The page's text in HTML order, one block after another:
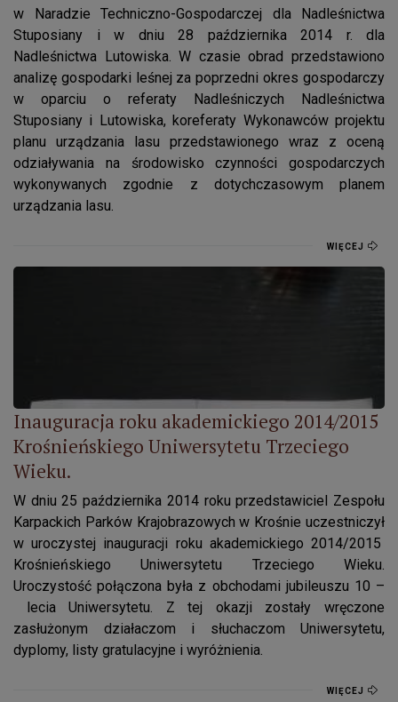
w Naradzie Techniczno-Gospodarczej dla Nadleśnictwa
Stuposiany i w dniu 28 października 2014 r. dla
Nadleśnictwa Lutowiska. W czasie obrad przedstawiono
analizę gospodarki leśnej za poprzedni okres gospodarczy
w oparciu o referaty Nadleśniczych Nadleśnictwa
Stuposiany i Lutowiska, koreferaty Wykonawców projektu
planu urządzania lasu przedstawionego wraz z oceną
odziaływania na środowisko czynności gospodarczych
wykonywanych zgodnie z dotychczasowym planem
urządzania lasu.
WIĘCEJ
Inauguracja roku akademickiego 2014/2015
Krośnieńskiego Uniwersytetu Trzeciego
Wieku.
W dniu 25 października 2014 roku przedstawiciel Zespołu
Karpackich Parków Krajobrazowych w Krośnie uczestniczył
w uroczystej inauguracji roku akademickiego 2014/2015
Krośnieńskiego Uniwersytetu Trzeciego Wieku.
Uroczystość połączona była z obchodami jubileuszu 10 –
lecia Uniwersytetu. Z tej okazji zostały wręczone
zasłużonym działaczom i słuchaczom Uniwersytetu,
dyplomy, listy gratulacyjne i wyróżnienia.
WIĘCEJ